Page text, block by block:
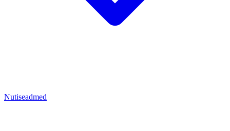
Nutiseadmed